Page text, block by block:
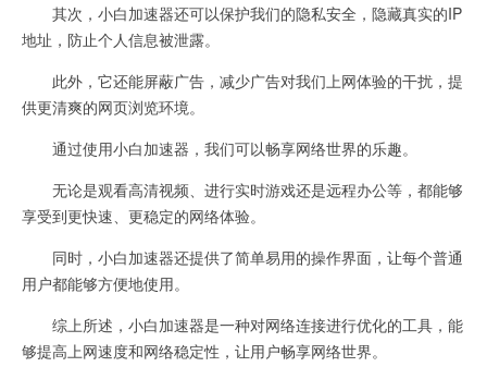
其次，小白加速器还可以保护我们的隐私安全，隐藏真实的IP
地址，防止个人信息被泄露。
此外，它还能屏蔽广告，减少广告对我们上网体验的干扰，提
供更清爽的网页浏览环境。
通过使用小白加速器，我们可以畅享网络世界的乐趣。
无论是观看高清视频、进行实时游戏还是远程办公等，都能够
享受到更快速、更稳定的网络体验。
同时，小白加速器还提供了简单易用的操作界面，让每个普通
用户都能够方便地使用。
综上所述，小白加速器是一种对网络连接进行优化的工具，能
够提高上网速度和网络稳定性，让用户畅享网络世界。